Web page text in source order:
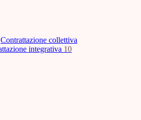
Contrattazione collettiva
integrativa 10